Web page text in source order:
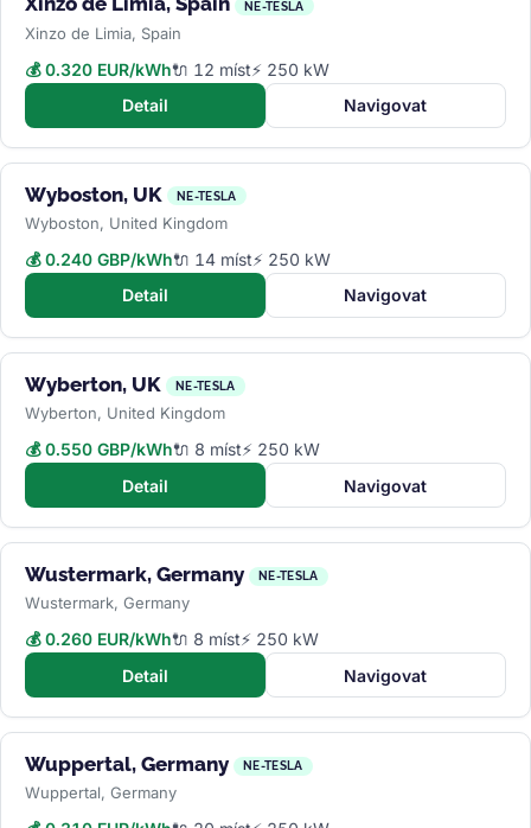
NE-TESLA
Xinzo de Limia, Spain
💰 0.320 EUR/kWh🔌 12 míst⚡ 250 kW
Detail
Navigovat
Wyboston, UK NE-TESLA
Wyboston, United Kingdom
💰 0.240 GBP/kWh🔌 14 míst⚡ 250 kW
Detail
Navigovat
Wyberton, UK NE-TESLA
Wyberton, United Kingdom
💰 0.550 GBP/kWh🔌 8 míst⚡ 250 kW
Detail
Navigovat
Wustermark, Germany NE-TESLA
Wustermark, Germany
💰 0.260 EUR/kWh🔌 8 míst⚡ 250 kW
Detail
Navigovat
Wuppertal, Germany NE-TESLA
Wuppertal, Germany